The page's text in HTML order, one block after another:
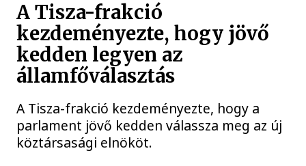
A Tisza-frakció
kezdeményezte, hogy jövő
kedden legyen az
államfőválasztás
A Tisza-frakció kezdeményezte, hogy a
parlament jövő kedden válassza meg az új
köztársasági elnököt.